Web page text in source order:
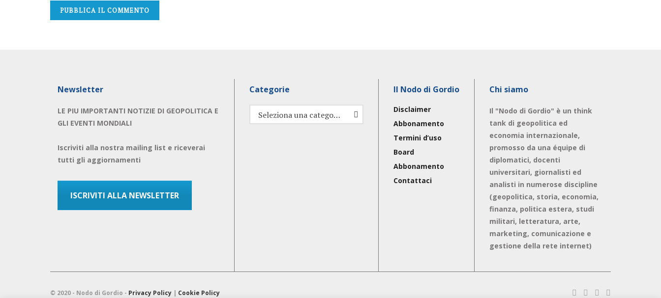
Newsletter
LE PIU IMPORTANTI NOTIZIE DI GEOPOLITICA E
GLI EVENTI MONDIALI
Iscriviti alla nostra mailing list e riceverai
tutti gli aggiornamenti
ISCRIVITI ALLA NEWSLETTER
Categorie
Categorie Seleziona una categoria
Il Nodo di Gordio
Disclaimer
Abbonamento
Termini d’uso
Board
Abbonamento
Contattaci
Chi siamo
Il "Nodo di Gordio" è un think
tank di geopolitica ed
economia internazionale,
promosso da una équipe di
diplomatici, docenti
universitari, giornalisti ed
analisti in numerose discipline
(geopolitica, storia, economia,
finanza, politica estera, studi
militari, letteratura, arte,
marketing, comunicazione e
gestione della rete internet)
© 2020 - Nodo di Gordio - Privacy Policy | Cookie Policy